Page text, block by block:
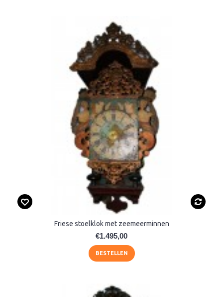
Friese stoelklok met zeemeerminnen
€1.495,00
BESTELLEN